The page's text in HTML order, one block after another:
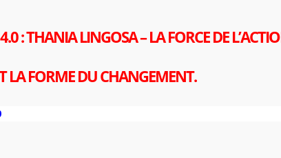
: THANIA LINGOSA – LA FORCE DE
LA FORME DU CHANGEMENT.